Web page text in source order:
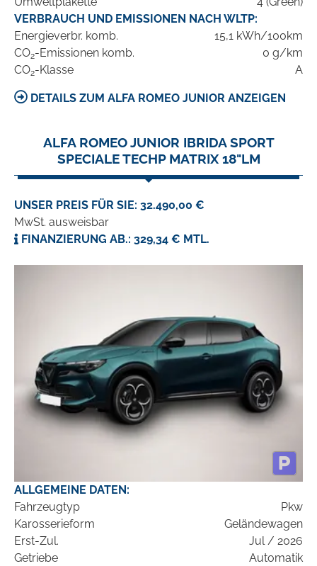
VERBRAUCH UND EMISSIONEN NACH WLTP:
Energieverbr. komb.
15,1 kWh/100km
CO2-Emissionen komb.
0 g/km
CO2-Klasse A
DETAILS ZUM ALFA ROMEO JUNIOR ANZEIGEN
ALFA ROMEO JUNIOR IBRIDA SPORT
SPECIALE TECHP MATRIX 18"LM
UNSER PREIS FÜR SIE: 32.490,00 €
MwSt. ausweisbar
FINANZIERUNG AB.: 329,34 € MTL.
ALLGEMEINE DATEN:
Fahrzeugtyp
Pkw
Karosserieform
Geländewagen
Erst-Zul.
Jul / 2026
Getriebe
Automatik